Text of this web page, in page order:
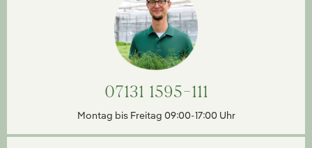
07131 1595-111
Montag bis Freitag 09:00-17:00 Uhr